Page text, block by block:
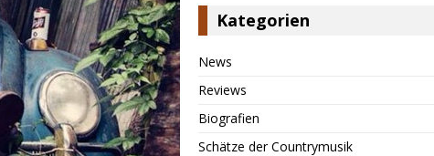
Kategorien
News
Reviews
Biografien
Schätze der Countrymusik